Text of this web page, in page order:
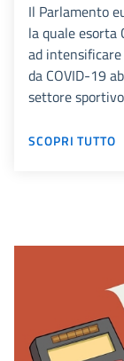
Il Parlamento
la quale esorta
ad
da COVID-19
settore sportivo
SCOPRI TUTTO